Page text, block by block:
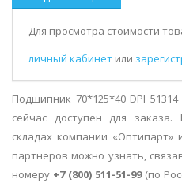
Для просмотра стоимости
личный кабинет или
Подшипник 70*125*40 DPI
сейчас доступен для
складах компании
партнеров можно узнать,
номеру +7 (800) 511-51-99(по